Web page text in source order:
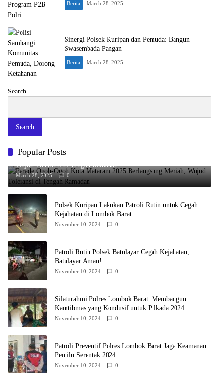
Berita March 28, 2025
Sinergi Polsek Kuripan dan Pemuda: Bangun
Swasembada Pangan
Berita March 28, 2025
Search
Search
Popular Posts
Parade Ogoh-Ogoh Kota Mataram 2025 Berlangsung Meriah,
Wujud Toleransi di Tengah Ramadan
March 28, 2025 0
Polsek Kuripan Lakukan Patroli Rutin untuk Cegah
Kejahatan di Lombok Barat
November 10, 2024 0
Patroli Rutin Polsek Batulayar Cegah Kejahatan,
Batulayar Aman!
November 10, 2024 0
Silaturahmi Polres Lombok Barat: Membangun
Kamtibmas yang Kondusif untuk Pilkada 2024
November 10, 2024 0
Patroli Preventif Polres Lombok Barat Jaga Keamanan
Pemilu Serentak 2024
November 10, 2024 0